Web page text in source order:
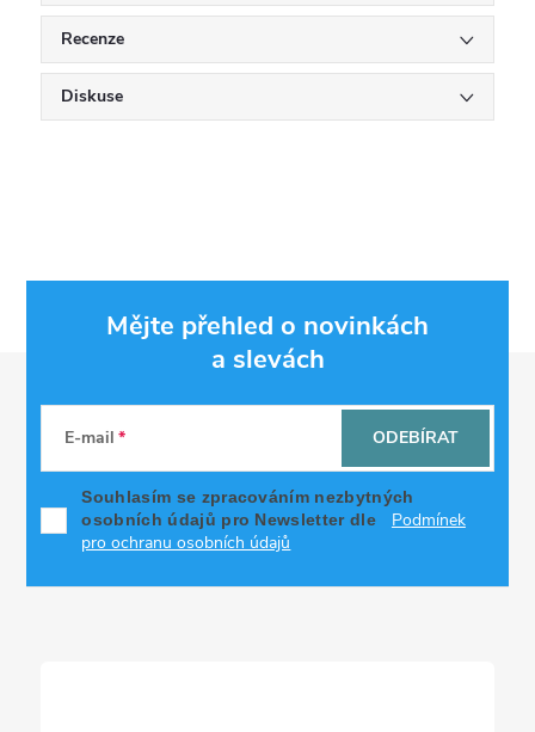
Recenze
Diskuse
Mějte přehled o novinkách
a slevách
E-mail
Souhlasím se zpracováním nezbytných
osobních údajů pro Newsletter dle
Podmínek
pro ochranu osobních údajů
ODEBÍRAT